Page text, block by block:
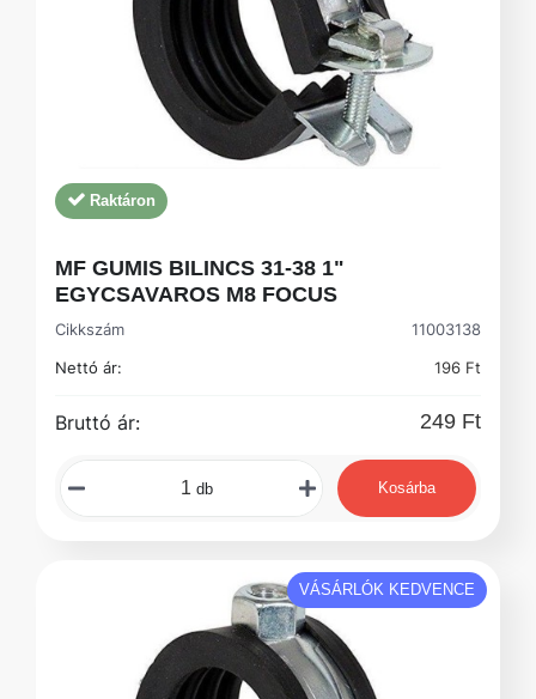
Raktáron
MF GUMIS BILINCS 31-38 1"
EGYCSAVAROS M8 FOCUS
Cikkszám
11003138
Nettó ár:
196 Ft
Bruttó ár: 249 Ft
db Kosárba
VÁSÁRLÓK KEDVENCE